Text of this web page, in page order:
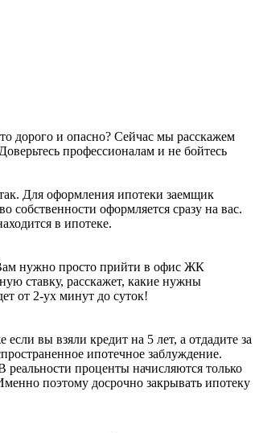
дорого и опасно? Сейчас мы расскажем
профессионалам и не бойтесь
Для оформления ипотеки заемщик
собственности оформляется сразу на вас.
в ипотеке.
нужно просто прийти в офис ЖК
ставку, расскажет, какие нужны
от 2-ух минут до суток!
вы взяли кредит на 5 лет, а отдадите за
ипотечное заблуждение.
проценты начисляются только
поэтому досрочно закрывать ипотеку